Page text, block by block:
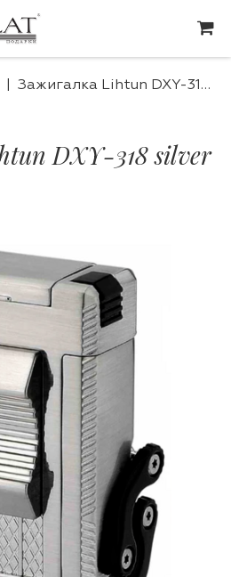
Зажигалка Lihtun DXY-318 silver
DXY-318 silver